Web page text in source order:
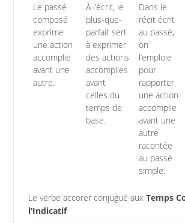
Le passé
composé
exprime
une action
accomplie
avant une
autre.
À l’écrit, le
plus-que-
parfait sert
à exprimer
des actions
accomplies
avant
celles du
temps de
base.
Dans le
récit écrit
au passé,
on
l’emploie
pour
rapporter
une action
accomplie
avant une
autre
racontée
au passé
simple.
Le verbe accorer conjugué aux Temps
l’Indicatif